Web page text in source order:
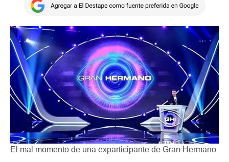
El mal momento de una exparticipante de Gran Hermano